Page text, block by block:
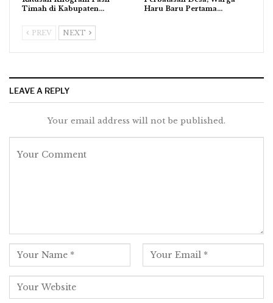
Timah di Kabupaten…
Haru Baru Pertama…
PREV NEXT
LEAVE A REPLY
Your email address will not be published.